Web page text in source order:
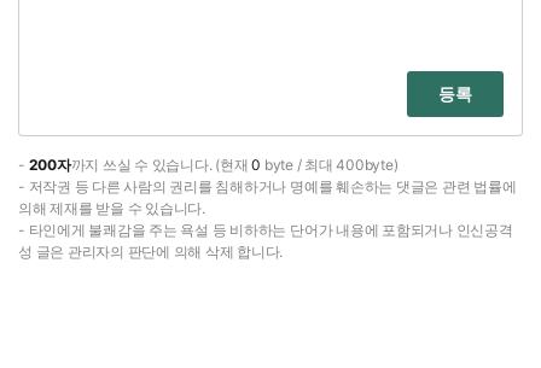
등록
- 200자까지 쓰실 수 있습니다. (현재0 byte / 최대 400byte)
- 저작권 등 다른 사람의 권리를 침해하거나 명예를 훼손하는 댓글은 관련 법률에
의해 제재를 받을 수 있습니다.
- 타인에게 불쾌감을 주는 욕설 등 비하하는 단어가 내용에 포함되거나 인신공격
성 글은 관리자의 판단에 의해 삭제 합니다.